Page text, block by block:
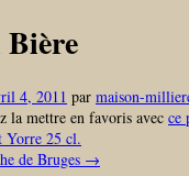
4, 2011 par maison-
la mettre en favoris avec ce
Yorre 25 cl.
de Bruges →